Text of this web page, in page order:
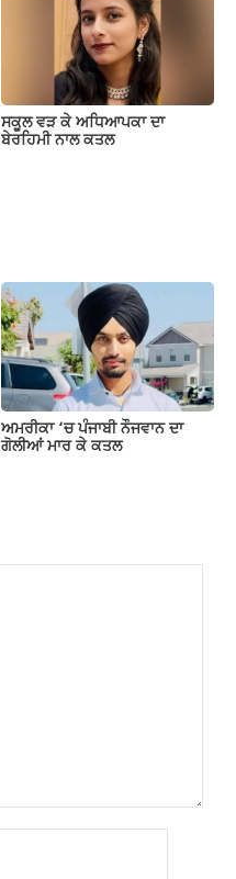
ਸਕੂਲ ਵੜ ਕੇ ਅਧਿਆਪਕਾ ਦਾ
ਬੇਰਹਿਮੀ ਨਾਲ ਕਤਲ
ਅਮਰੀਕਾ ‘ਚ ਪੰਜਾਬੀ ਨੌਜਵਾਨ ਦਾ
ਗੋਲੀਆਂ ਮਾਰ ਕੇ ਕਤਲ